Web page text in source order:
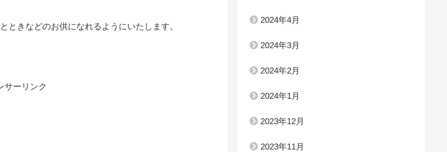
ときなどのお供になれるようにいたします。
サーリンク
2024年4月
2024年3月
2024年2月
2024年1月
2023年12月
2023年11月